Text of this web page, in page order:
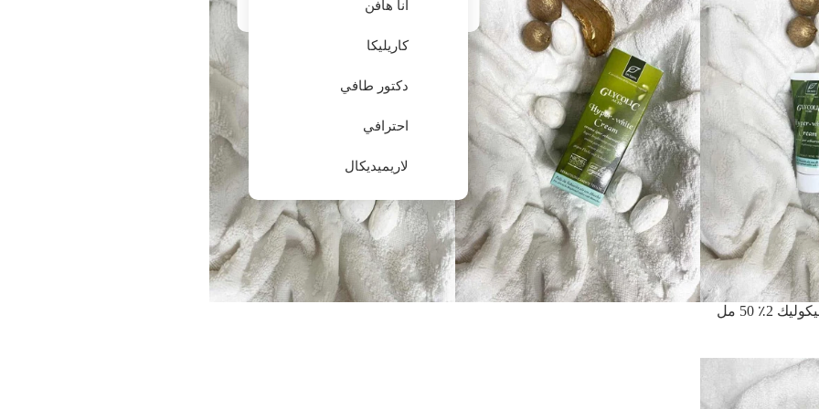
آنا هافن
كاريليكا
دكتور طافي
احترافي
لاريميديكال
أكثر
50 مل